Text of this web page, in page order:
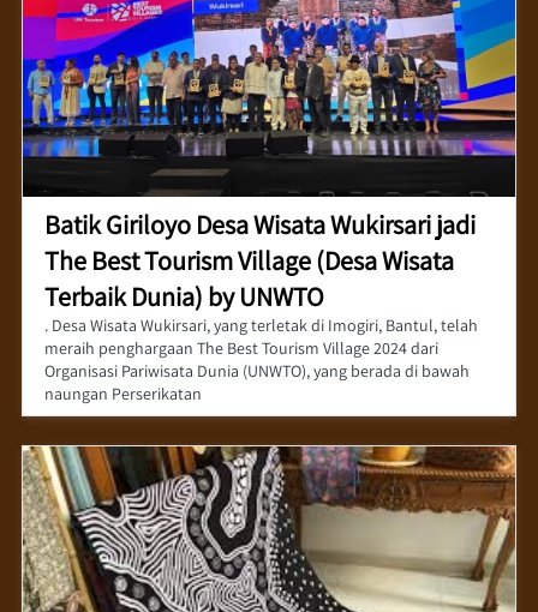
Batik Giriloyo Desa Wisata Wukirsari jadi
The Best Tourism Village (Desa Wisata
Terbaik Dunia) by UNWTO
. Desa Wisata Wukirsari, yang terletak di Imogiri, Bantul, telah
meraih penghargaan The Best Tourism Village 2024 dari
Organisasi Pariwisata Dunia (UNWTO), yang berada di bawah
naungan Perserikatan